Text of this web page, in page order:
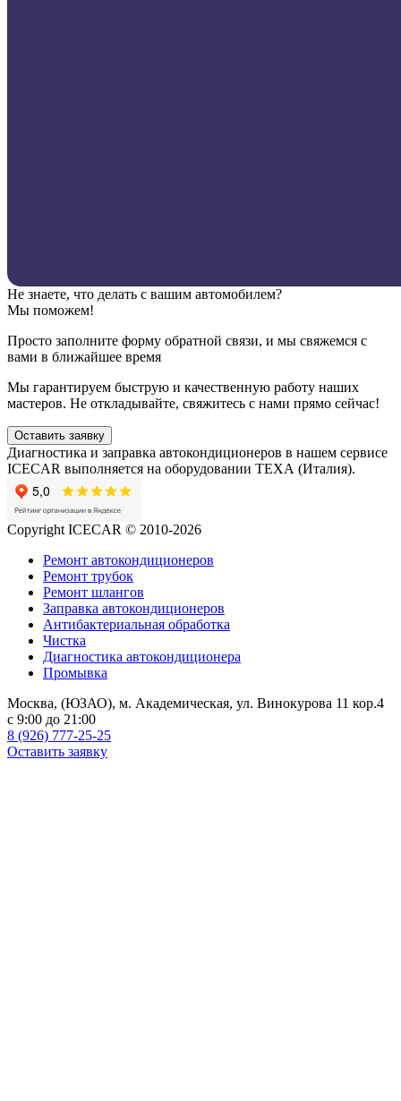
Не знаете, что делать с вашим автомобилем?
Мы поможем!
Просто заполните форму обратной связи, и мы свяжемся с
вами в ближайшее время
Мы гарантируем быструю и качественную работу наших
мастеров. Не откладывайте, свяжитесь с нами прямо сейчас!
Оставить заявку
Диагностика и заправка автокондиционеров в нашем сервисе
ICECAR выполняется на оборудовании ТЕХА (Италия).
Copyright ICECAR © 2010-2026
Ремонт автокондиционеров
Ремонт трубок
Ремонт шлангов
Заправка автокондиционеров
Антибактериальная обработка
Чистка
Диагностика автокондиционера
Промывка
Москва, (ЮЗАО), м. Академическая, ул. Винокурова 11 кор.4
c 9:00 до 21:00
8 (926) 777-25-25
Оставить заявку